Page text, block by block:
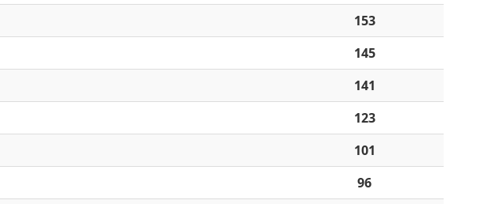
153
145
141
123
101
96